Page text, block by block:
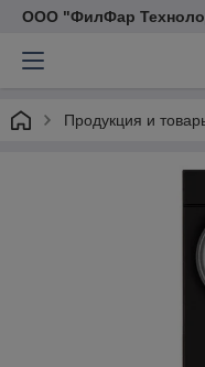
ООО "ФилФар
Продукция и